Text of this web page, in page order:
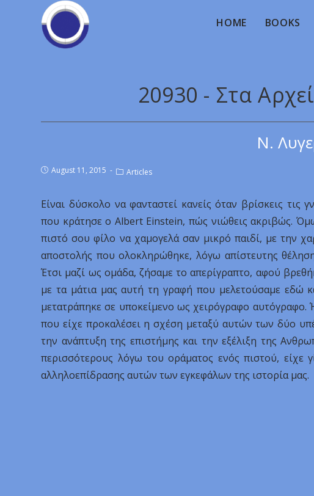
HOME BOOKS
20930 - Στα
Ν.
August 11, 2015 Articles
Είναι δύσκολο να φανταστεί κανείς όταν βρίσκεις
που κράτησε ο Albert Einstein, πώς νιώθεις ακριβώς.
πιστό σου φίλο να χαμογελά σαν μικρό παιδί, με την
αποστολής που ολοκληρώθηκε, λόγω απίστευτης
Έτσι μαζί ως ομάδα, ζήσαμε το απερίγραπτο, αφού
με τα μάτια μας αυτή τη γραφή που μελετούσαμε εδώ
μετατράπηκε σε υποκείμενο ως χειρόγραφο
που είχε προκαλέσει η σχέση μεταξύ αυτών των δύο
την ανάπτυξη της επιστήμης και την εξέλιξη της
περισσότερους λόγω του οράματος ενός πιστού, είχε
αλληλοεπίδρασης αυτών των εγκεφάλων της ιστορία μας.